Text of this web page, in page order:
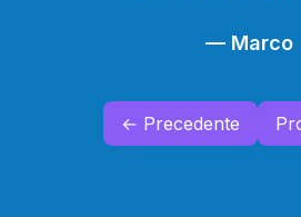
— Marco
← Precedente